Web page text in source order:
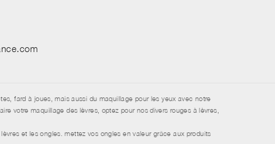
fard à joues, mais aussi du maquillage pour les yeux avec notre
votre maquillage des lèvres, optez pour nos divers rouges à lèvres,
et les ongles. mettez vos ongles en valeur grâce aux produits